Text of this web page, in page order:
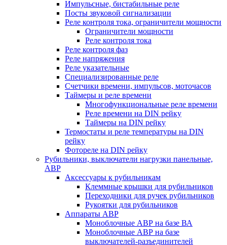
Импульсные, бистабильные реле
Посты звуковой сигнализации
Реле контроля тока, ограничители мощности
Ограничители мощности
Реле контроля тока
Реле контроля фаз
Реле напряжения
Реле указательные
Специализированные реле
Счетчики времени, импульсов, моточасов
Таймеры и реле времени
Многофункциональные реле времени
Реле времени на DIN рейку
Таймеры на DIN рейку
Термостаты и реле температуры на DIN
рейку
Фотореле на DIN рейку
Рубильники, выключатели нагрузки панельные,
АВР
Аксессуары к рубильникам
Клеммные крышки для рубильников
Переходники для ручек рубильников
Рукоятки для рубильников
Аппараты АВР
Моноблочные АВР на базе ВА
Моноблочные АВР на базе
выключателей-разъединителей